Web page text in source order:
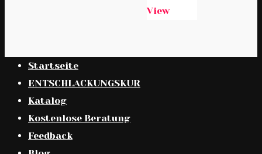
View
Startseite
ENTSCHLACKUNGSKUR
Katalog
Kostenlose Beratung
Feedback